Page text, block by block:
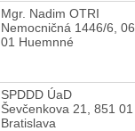
Mgr. Nadim OTRI
Nemocničná 1446/6,
01 Huemnné
SPDDD ÚaD
Ševčenkova 21, 851 01
Bratislava